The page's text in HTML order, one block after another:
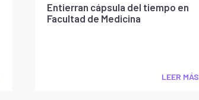
Entierran cápsula del tiempo en
Facultad de Medicina
LEER MÁS